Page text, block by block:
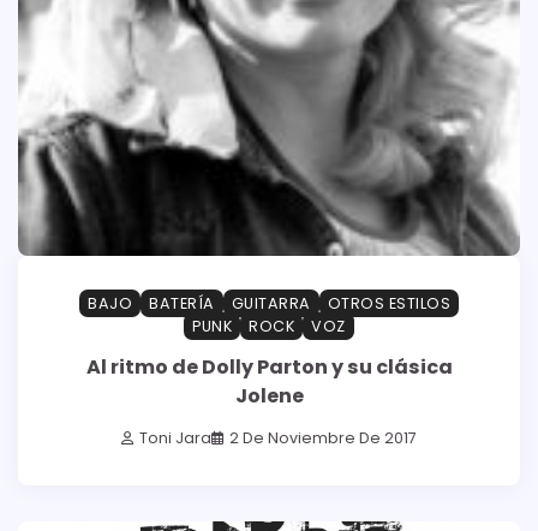
BAJO BATERÍA GUITARRA
OTROS ESTILOS
PUNK
ROCK VOZ
Al ritmo de Dolly Parton y su clásica
Jolene
Toni Jara 2 De Noviembre De 2017